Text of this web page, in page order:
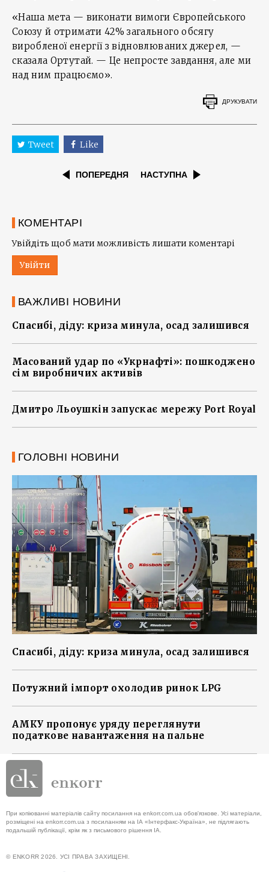
«Наша мета — виконати вимоги Європейського
Союзу й отримати 42% загального обсягу
виробленої енергії з відновлюваних джерел, —
сказала Ортутай. — Це непросте завдання, але ми
над ним працюємо».
ДРУКУВАТИ
Tweet Like
ПОПЕРЕДНЯ НАСТУПНА
КОМЕНТАРІ
Увійдіть щоб мати можливість лишати коментарі
Увійти
ВАЖЛИВІ НОВИНИ
Спасибі, діду: криза минула, осад залишився
Масований удар по «Укрнафті»: пошкоджено
сім виробничих активів
Дмитро Льоушкін запускає мережу Port Royal
ГОЛОВНІ НОВИНИ
Спасибі, діду: криза минула, осад залишився
Потужний імпорт охолодив ринок LPG
АМКУ пропонує уряду переглянути
податкове навантаження на пальне
При копіюванні матеріалів сайту посилання на enkorr.com.ua обов'язкове. Усі матеріали,
розміщені на enkorr.com.ua з посиланням на ІА «Інтерфакс-Україна», не підлягають
подальшій публікації, крім як з письмового рішення ІА.
© ENKORR 2026. УСІ ПРАВА ЗАХИЩЕНІ.